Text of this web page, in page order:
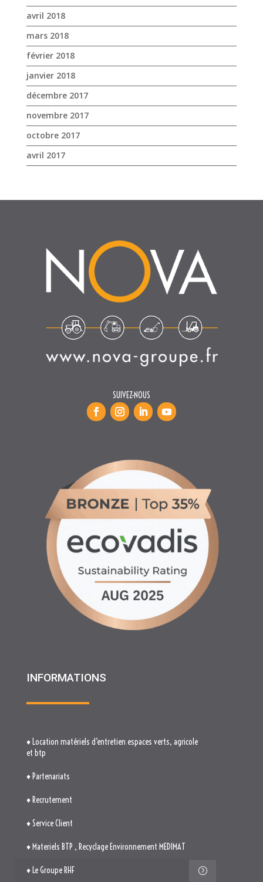
avril 2018
mars 2018
février 2018
janvier 2018
décembre 2017
novembre 2017
octobre 2017
avril 2017
SUIVEZ-NOUS
INFORMATIONS
♦ Location matériels d’entretien espaces verts, agricole
et btp
♦ Partenariats
♦ Recrutement
♦ Service Client
♦ Materiels BTP , Recyclage Environnement MEDIMAT
♦ Le Groupe RHF